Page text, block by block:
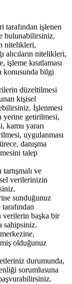
tarafından işlenen
bulunabilirsiniz.
nitelikleri,
alıcıların nitelikleri,
kısıtlaması
konusunda bilgi
düzeltilmesi
kişisel
İşlenmesi
yerine getirilmesi,
kamu yararı
uygulanması
danışma
talep
ve
verilerinizin
sunduğunuz
verilerin başka bir
sahipsiniz.
olduğunuz
durumunda,
sorumlusuna